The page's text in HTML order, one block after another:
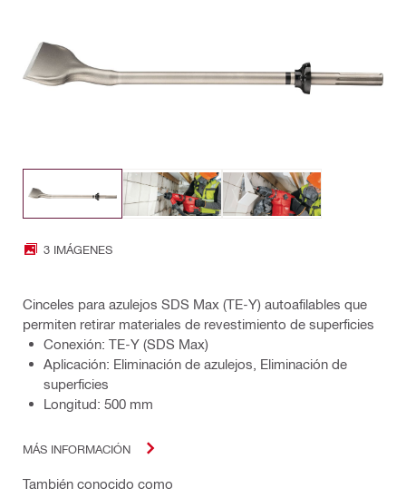
3 IMÁGENES
Cinceles para azulejos SDS Max (TE-Y) autoafilables que
permiten retirar materiales de revestimiento de superficies
Conexión: TE-Y (SDS Max)
Aplicación: Eliminación de azulejos, Eliminación de
superficies
Longitud: 500 mm
MÁS INFORMACIÓN
También conocido como